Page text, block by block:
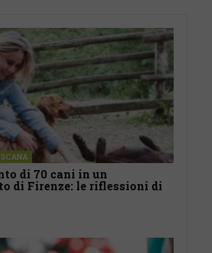
di 70 cani in un
di Firenze: le riflessioni di